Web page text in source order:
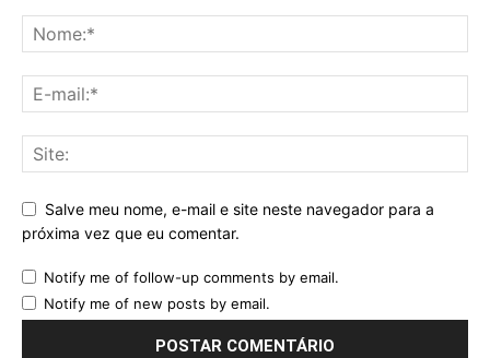
Salve meu nome, e-mail e site neste navegador para a
próxima vez que eu comentar.
Notify me of follow-up comments by email.
Notify me of new posts by email.